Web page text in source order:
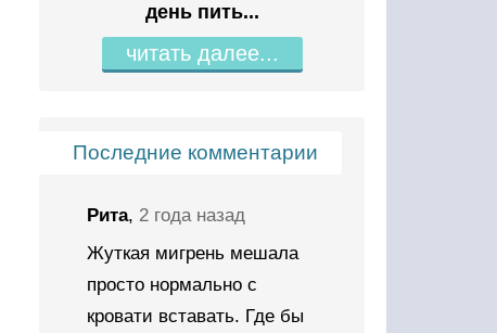
день пить...
читать далее...
Последние комментарии
Рита, 2 года назад
Жуткая мигрень мешала
просто нормально с
кровати вставать. Где бы